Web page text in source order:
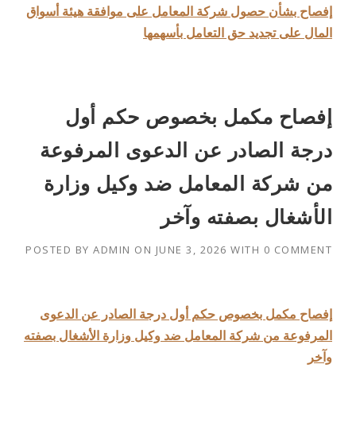
إفصاح بشأن حصول شركة المعامل على موافقة هيئة أسواق
المال على تجديد حق التعامل بأسهمها
إفصاح مكمل بخصوص حكم أول
درجة الصادر عن الدعوى المرفوعة
من شركة المعامل ضد وكيل وزارة
الأشغال بصفته وآخر
POSTED BY ADMIN ON JUNE 3, 2026 WITH 0 COMMENT
إفصاح مكمل بخصوص حكم أول درجة الصادر عن الدعوى
المرفوعة من شركة المعامل ضد وكيل وزارة الأشغال بصفته
وآخر